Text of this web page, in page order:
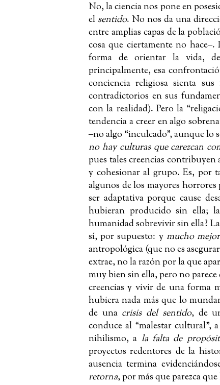
No, la ciencia nos pone en
el sentido. No nos da una
entre amplias capas de la
cosa que ciertamente no hace‒.
forma de orientar la vida,
principalmente, esa
conciencia religiosa sienta
contradictorios en sus
con la realidad). Pero la
tendencia a creer en algo
‒no algo “inculcado”, aunque lo
no hay culturas que carezcan
pues tales creencias
y cohesionar al grupo. Es, por
algunos de los mayores
ser adaptativa porque cause
hubieran producido sin ella;
humanidad sobrevivir sin ella?
sí, por supuesto: y mucho mejor
antropológica (que no es
extrae, no la razón por la que
muy bien sin ella, pero no
creencias y vivir de una forma
hubiera nada más que lo
de una crisis del sentido, de
conduce al “malestar cultural”,
nihilismo, a la falta de
proyectos redentores de la
ausencia termina
retorna, por más que parezca